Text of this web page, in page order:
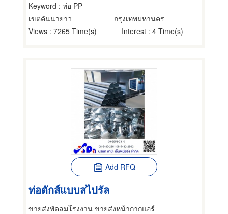
Keyword : ท่อ PP
เขตคันนายาว
กรุงเทพมหานคร
Views : 7265 Time(s) Interest : 4 Time(s)
Add RFQ
ท่อดักส์แบบสไปรัล
ขายส่งพัดลมโรงงาน ขายส่งหน้ากากแอร์